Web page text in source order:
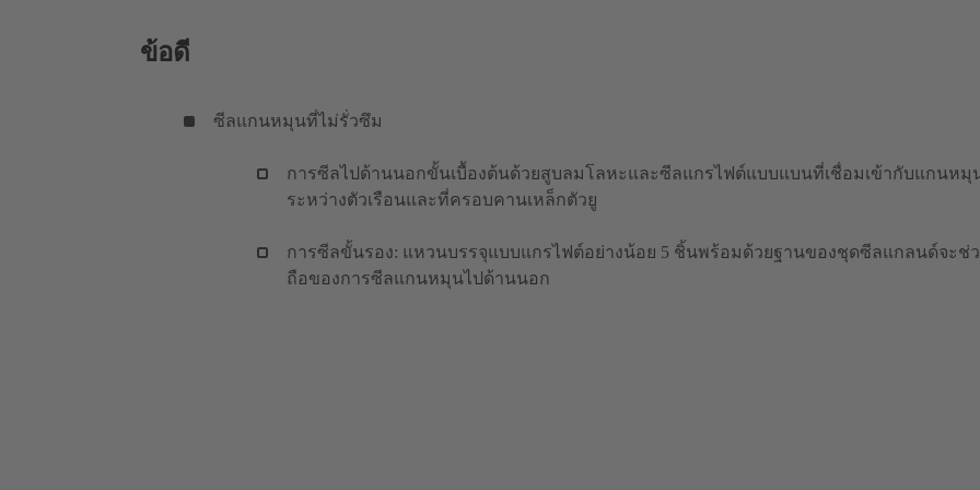
ข้อดี
ซีลแกนหมุนที่ไม่รั่วซึม
การซีลไปด้านนอกขั้นเบื้องต้นด้วยสูบลมโลหะและซีลแกรไฟต์แบบแบนที่เชื่อมเข้ากับแกนหมุ
ระหว่างตัวเรือนและที่ครอบคานเหล็กตัวยู
การซีลขั้นรอง: แหวนบรรจุแบบแกรไฟต์อย่างน้อย 5 ชิ้นพร้อมด้วยฐานของชุดซีลแกลนด์จะช่
ถือของการซีลแกนหมุนไปด้านนอก